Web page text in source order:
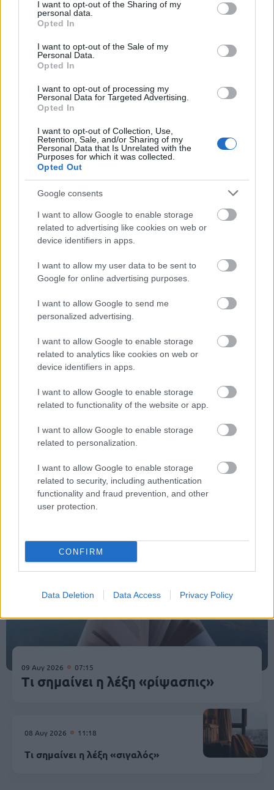
not limited to your visit or usage behaviour. You may click to
grant or deny consent to Google and its third-party tags to
use your data for below specified purposes in below Google
consent section.
I want to opt-out of the Sharing of my
personal data.
Opted In
I want to opt-out of the Sale of my
Personal Data.
Opted In
I want to opt-out of processing my
Personal Data for Targeted Advertising.
Opted In
I want to opt-out of Collection, Use,
Retention, Sale, and/or Sharing of my
Personal Data that Is Unrelated with the
Purposes for which it was collected.
Opted Out
Google consents
I want to allow Google to enable storage
related to advertising like cookies on web or
device identifiers in apps.
I want to allow my user data to be sent to
Google for online advertising purposes.
I want to allow Google to send me
personalized advertising.
I want to allow Google to enable storage
related to analytics like cookies on web or
device identifiers in apps.
I want to allow Google to enable storage
related to functionality of the website or app.
I want to allow Google to enable storage
related to personalization.
I want to allow Google to enable storage
related to security, including authentication
functionality and fraud prevention, and other
user protection.
CONFIRM
Data Deletion Data Access Privacy Policy
ευρώ - Πώς θα τα πάρετε
Τι σημαίνει η λέξη «σιγαλός»
αιτήσεις στις 24 Αυγούστου – Τι
αλλάζει στο πρόγραμμα
προσλήψεις χωρίς πτυχίο - Πού κάνετε
αίτηση
Σεμινάρια Πανελλήνιες Κατάρτιση
09 Αυγ 2026 07:15
Τι σημαίνει η λέξη «ρίψασπις»
08 Αυγ 2026 11:18
Τι σημαίνει η λέξη «σιγαλός»